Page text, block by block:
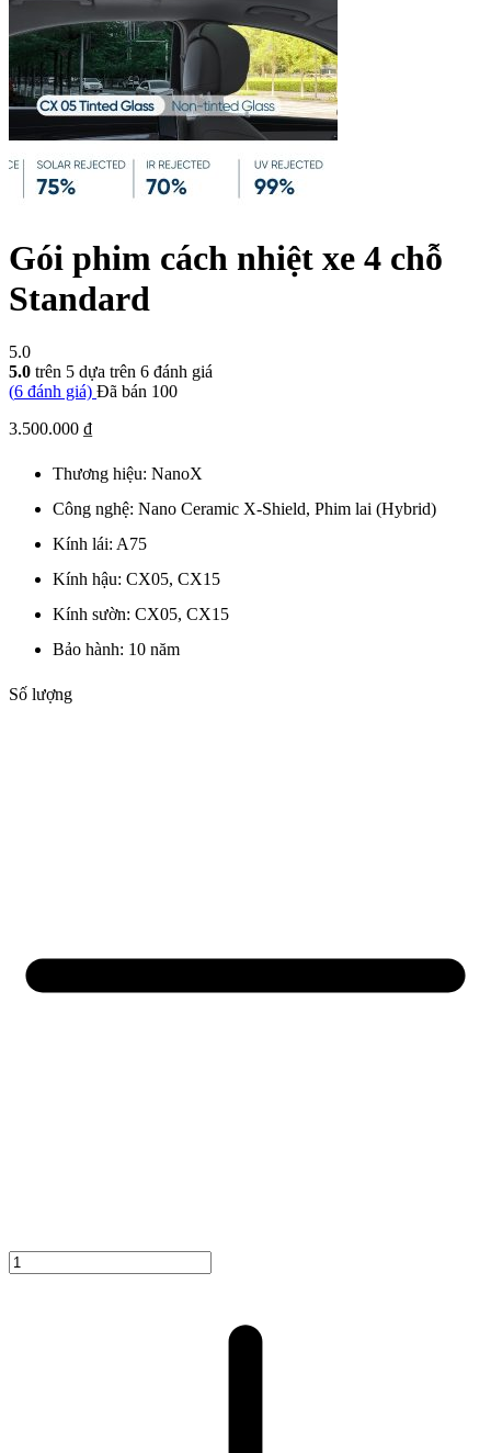
Gói phim cách nhiệt xe 4 chỗ
Standard
5.0
5.0 trên 5 dựa trên 6 đánh giá
(6 đánh giá) Đã bán 100
3.500.000 ₫
Thương hiệu: NanoX
Công nghệ: Nano Ceramic X-Shield, Phim lai (Hybrid)
Kính lái: A75
Kính hậu: CX05, CX15
Kính sườn: CX05, CX15
Bảo hành: 10 năm
Số lượng